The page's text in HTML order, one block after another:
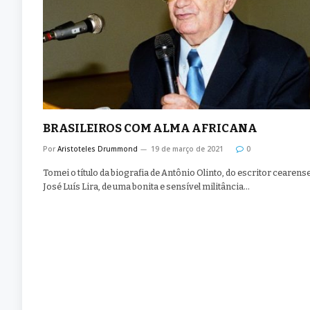
BRASILEIROS COM ALMA AFRICANA
Por Aristoteles Drummond 19 de março de 2021 0
Tomei o título da biografia de Antônio Olinto, do escritor
José Luís Lira, de uma bonita e sensível militância…